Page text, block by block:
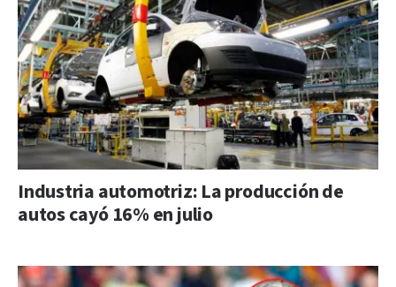
Industria automotriz: La producción de
autos cayó 16% en julio